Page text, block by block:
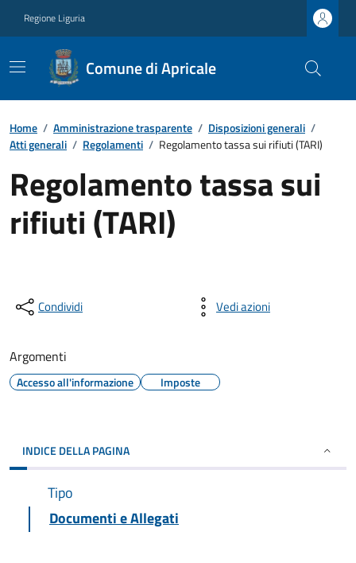
Regione Liguria
Comune di Apricale
Home / Amministrazione trasparente / Disposizioni generali /
Atti generali / Regolamenti / Regolamento tassa sui rifiuti (TARI)
Regolamento tassa sui
rifiuti (TARI)
Condividi Vedi azioni
Argomenti
Accesso all'informazione Imposte
INDICE DELLA PAGINA
Tipo
Documenti e Allegati